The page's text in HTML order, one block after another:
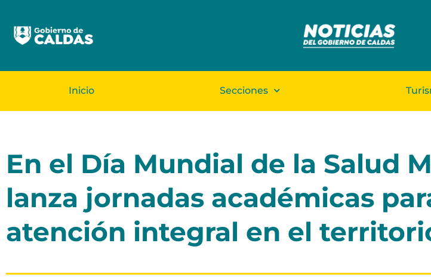
Inicio Secciones
En el Día Mundial de la Salud
lanza jornadas académicas
atención integral en el